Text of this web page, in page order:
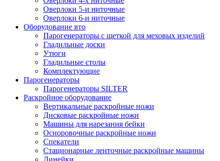
Оверлоки 5-и ниточные
Оверлоки 6-и ниточные
Оборудование вто
Парогенераторы с щеткой для меховых изделий
Гладильные доски
Утюги
Гладильные столы
Комплектующие
Парогенераторы
Парогенераторы SILTER
Раскройное оборудование
Вертикальные раскройные ножи
Дисковые раскройные ножи
Машины для нарезания бейки
Осноровочные раскройные ножи
Спекатели
Стационарные ленточные раскройные машины